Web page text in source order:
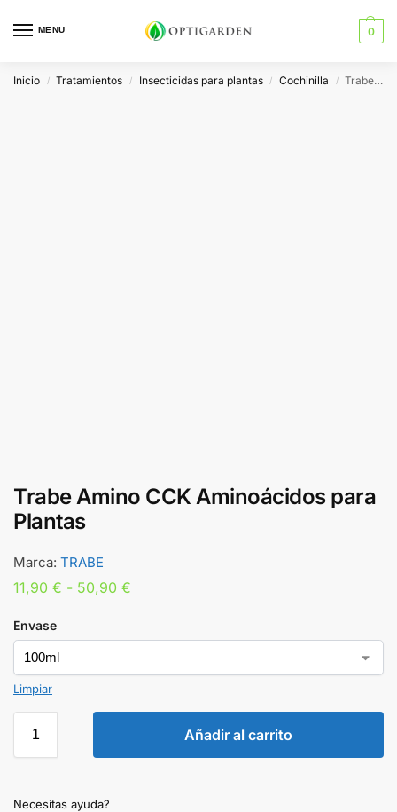
MENU 0
Inicio / Tratamientos / Insecticidas para plantas / Cochinilla / Trabe Amino CCK Aminoácidos para Plantas
Trabe Amino CCK Aminoácidos para
Plantas
Marca: TRABE
11,90 € - 50,90 €
Envase
Limpiar
Añadir al carrito
Necesitas ayuda?